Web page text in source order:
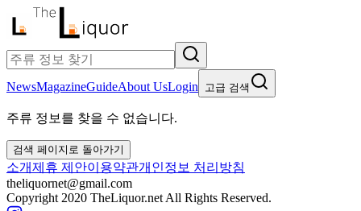
NewsMagazineGuideAbout UsLogin 고급 검색
주류 정보를 찾을 수 없습니다.
검색 페이지로 돌아가기
소개제휴 제안이용약관개인정보 처리방침
theliquornet@gmail.com
Copyright 2020 TheLiquor.net All Rights Reserved.